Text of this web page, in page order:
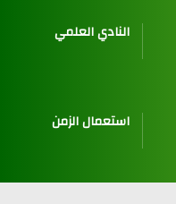
النادي العلمي
استعمال الزمن